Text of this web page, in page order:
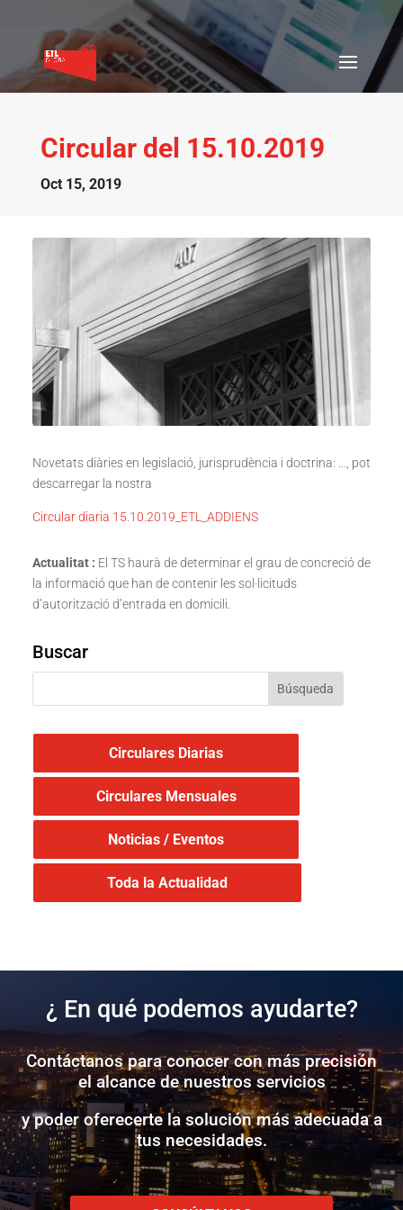
Circular del 15.10.2019
Oct 15, 2019
Novetats diàries en legislació, jurisprudència i doctrina: …, pot
descarregar la nostra
Circular diaria 15.10.2019_ETL_ADDIENS
Actualitat : El TS haurà de determinar el grau de concreció de
la informació que han de contenir les sol·licituds
d’autorització d’entrada en domicili.
Buscar
Circulares Diarias
Circulares Mensuales
Noticias / Eventos
Toda la Actualidad
¿ En qué podemos ayudarte?
Contáctanos para conocer con más precisión
el alcance de nuestros servicios
y poder oferecerte la solución más adecuada a
tus necesidades.